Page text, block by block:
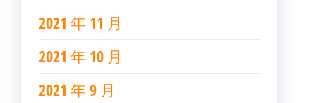
2021 年 11 月
2021 年 10 月
2021 年 9 月